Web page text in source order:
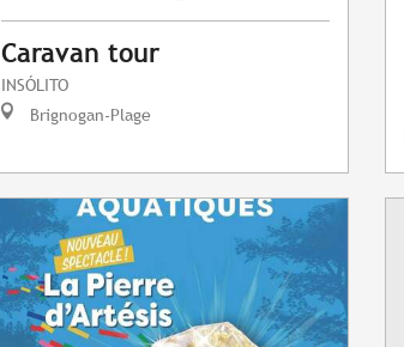
Caravan tour
INSÓLITO
Brignogan-Plage